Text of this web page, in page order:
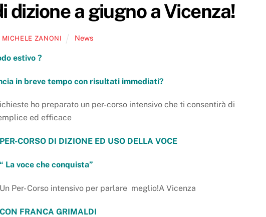
dizione a giugno a Vicenza!
MICHELE ZANONI News
estivo ?
in breve tempo con risultati immediati?
ho preparato un per-corso intensivo che ti consentirà di
ed efficace
PER-CORSO DI DIZIONE ED USO DELLA VOCE
“ La voce che conquista”
Un Per- Corso intensivo per parlare meglio!A Vicenza
CON FRANCA GRIMALDI